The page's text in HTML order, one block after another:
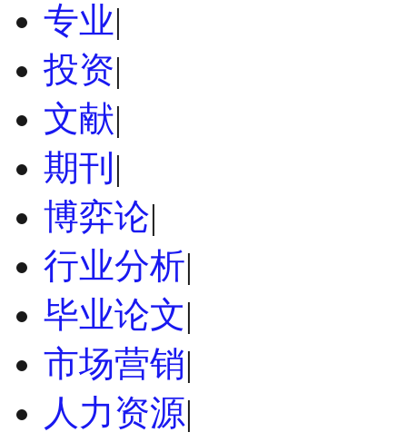
专业|
投资|
文献|
期刊 |
博弈论|
行业分析|
毕业论文|
市场营销|
人力资源|